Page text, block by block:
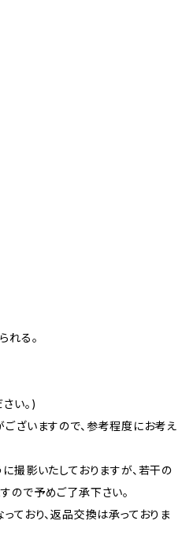
れる。
い。)
ざいますので、参考程度にお考え
撮影いたしておりますが、若干の
ので予めご了承下さい。
ており、返品交換は承っておりま